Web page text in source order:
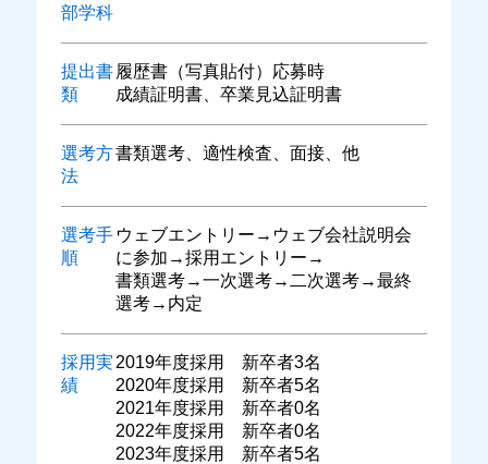
部学科
提出書
類
履歴書（写真貼付）応募時
成績証明書、卒業見込証明書
選考方
法
書類選考、適性検査、面接、他
選考手
順
ウェブエントリー→ウェブ会社説明会
に参加→採用エントリー→
書類選考→一次選考→二次選考→最終
選考→内定
採用実
績
2019年度採用 新卒者3名
2020年度採用 新卒者5名
2021年度採用 新卒者0名
2022年度採用 新卒者0名
2023年度採用 新卒者5名